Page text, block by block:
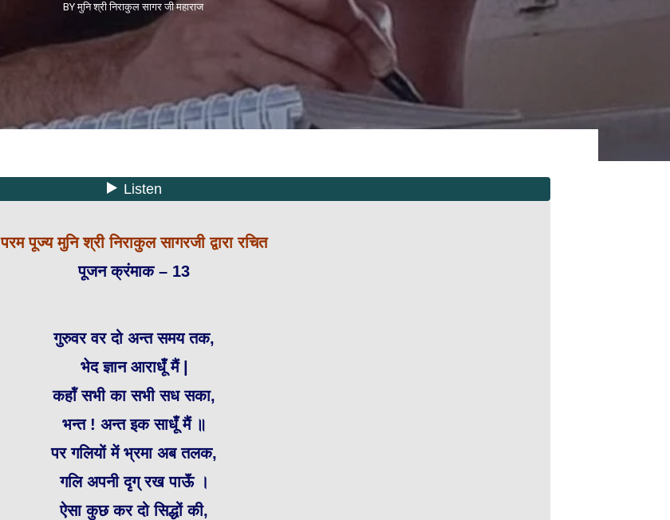
BY मुनि श्री निराकुल सागर जी महाराज
परम पूज्य मुनि श्री निराकुल सागरजी द्वारा रचित
पूजन क्रंमाक – 13
गुरुवर वर दो अन्त समय तक,
भेद ज्ञान आराधूँ मैं |
कहॉं सभी का सभी सध सका,
भन्त ! अन्त इक साधूँ मैं ॥
पर गलियों में भ्रमा अब तलक,
गलि अपनी दृग् रख पाऊॅं ।
ऐसा कुछ कर दो सिद्धों की,